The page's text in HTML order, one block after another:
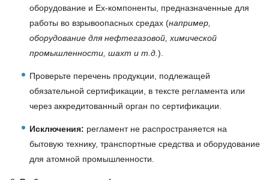
оборудование и Ex-компоненты, предназначенные для
работы во взрывоопасных средах (например,
оборудование для нефтегазовой, химической
промышленности, шахт и т.д. ).
Проверьте перечень продукции, подлежащей
обязательной сертификации, в тексте регламента или
через аккредитованный орган по сертификации.
Исключения: регламент не распространяется на
бытовую технику, транспортные средства и оборудование
для атомной промышленности.